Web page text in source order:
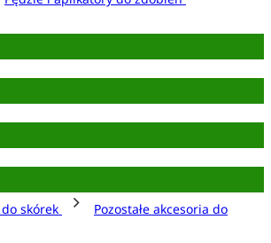
skórek
Pozostałe akcesoria do